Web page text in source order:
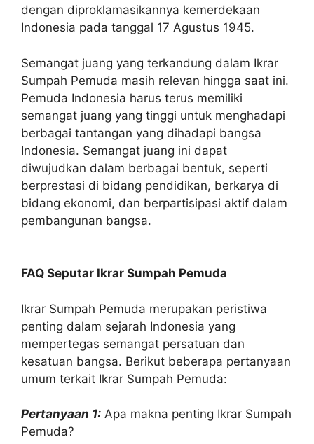
dengan diproklamasikannya kemerdekaan
Indonesia pada tanggal 17 Agustus 1945.
Semangat juang yang terkandung dalam Ikrar
Sumpah Pemuda masih relevan hingga saat ini.
Pemuda Indonesia harus terus memiliki
semangat juang yang tinggi untuk menghadapi
berbagai tantangan yang dihadapi bangsa
Indonesia. Semangat juang ini dapat
diwujudkan dalam berbagai bentuk, seperti
berprestasi di bidang pendidikan, berkarya di
bidang ekonomi, dan berpartisipasi aktif dalam
pembangunan bangsa.
FAQ Seputar Ikrar Sumpah Pemuda
Ikrar Sumpah Pemuda merupakan peristiwa
penting dalam sejarah Indonesia yang
mempertegas semangat persatuan dan
kesatuan bangsa. Berikut beberapa pertanyaan
umum terkait Ikrar Sumpah Pemuda:
Pertanyaan 1: Apa makna penting Ikrar Sumpah
Pemuda?